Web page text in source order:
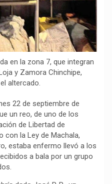
en la zona 7, que integran
y Zamora Chinchipe,
altercado.
22 de septiembre de
un reo, de uno de los
de Libertad de
con la Ley de Machala,
estaba enfermo llevó a los
a bala por un grupo